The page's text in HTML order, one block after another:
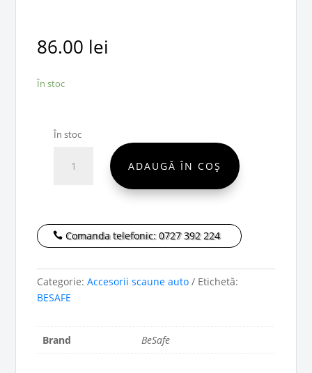
86.00 lei
În stoc
În stoc
BeSafe
ADAUGĂ ÎN COȘ
Comanda telefonic: 0727 392 224
Categorie:Accesorii scaune auto
Etichetă:
BESAFE
Brand BeSafe